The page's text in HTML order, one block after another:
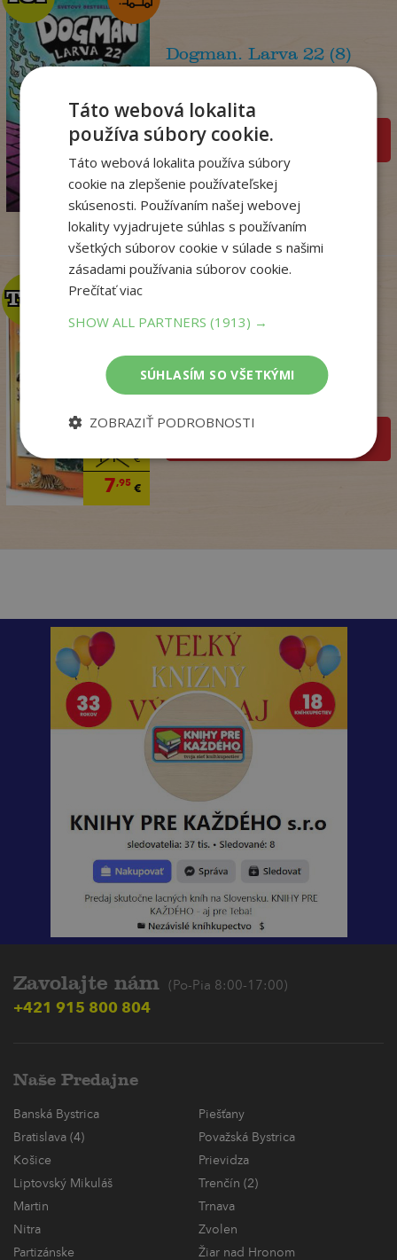
14,95€
12,86
Dogman. Larva 22 (8)
Na sklade
pridať do košíka
14 €
7,95€
TOP
TOP
Zo sveta zvierat
. kolektív
Zavolajte nám (Po-Pia 8:00-17:00)
+421 915 800 804
Naše Predajne
Banská Bystrica
Piešťany
Bratislava (4)
Považská Bystrica
Košice
Prievidza
Liptovský Mikuláš
Trenčín (2)
Martin
Trnava
Nitra
Zvolen
Partizánske
Žiar nad Hronom
Táto webová lokalita
používa súbory cookie.
Táto webová lokalita používa súbory
cookie na zlepšenie používateľskej
skúsenosti. Používaním našej webovej
lokality vyjadrujete súhlas s používaním
všetkých súborov cookie v súlade s našimi
zásadami používania súborov cookie.
Prečítať viac
SHOW ALL PARTNERS(1913) →
SÚHLASÍM SO VŠETKÝMI
ZOBRAZIŤ PODROBNOSTI